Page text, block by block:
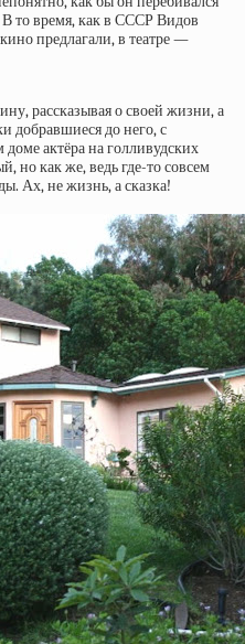
В то время, как в СССР Видов
предлагали, в театре —
рассказывая о своей жизни, а
добравшиеся до него, с
актёра на голливудских
но как же, ведь где-то совсем
Ах, не жизнь, а сказка!